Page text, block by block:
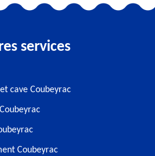
services
cave Coubeyrac
Coubeyrac